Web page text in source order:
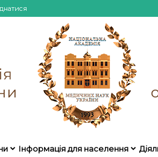
Інформація для населення